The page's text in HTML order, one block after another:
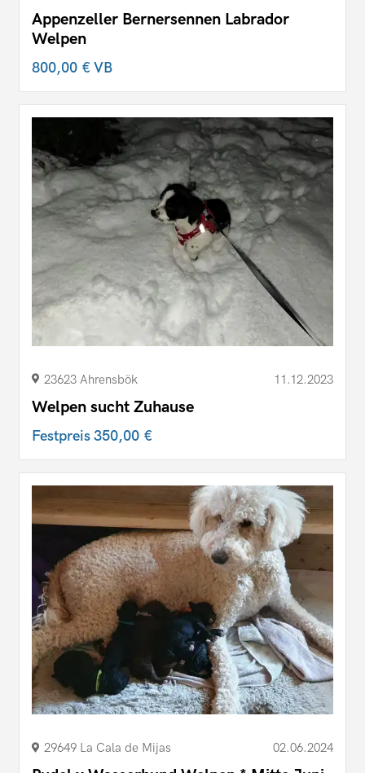
Appenzeller Bernersennen Labrador
Welpen
800,00 €VB
23623 Ahrensbök 11.12.2023
Welpen sucht Zuhause
Festpreis350,00 €
29649 La Cala de Mijas 02.06.2024